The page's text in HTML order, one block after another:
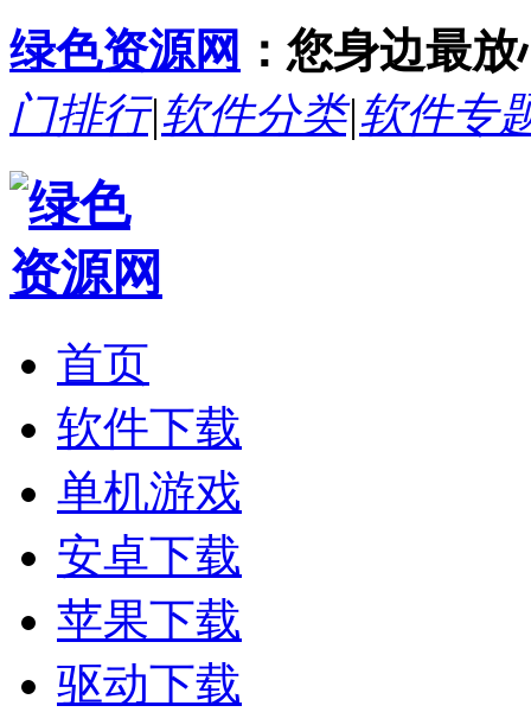
绿色资源网 ：您身边最
门排行|软件分类|软件专
首页
软件下载
单机游戏
安卓下载
苹果下载
驱动下载